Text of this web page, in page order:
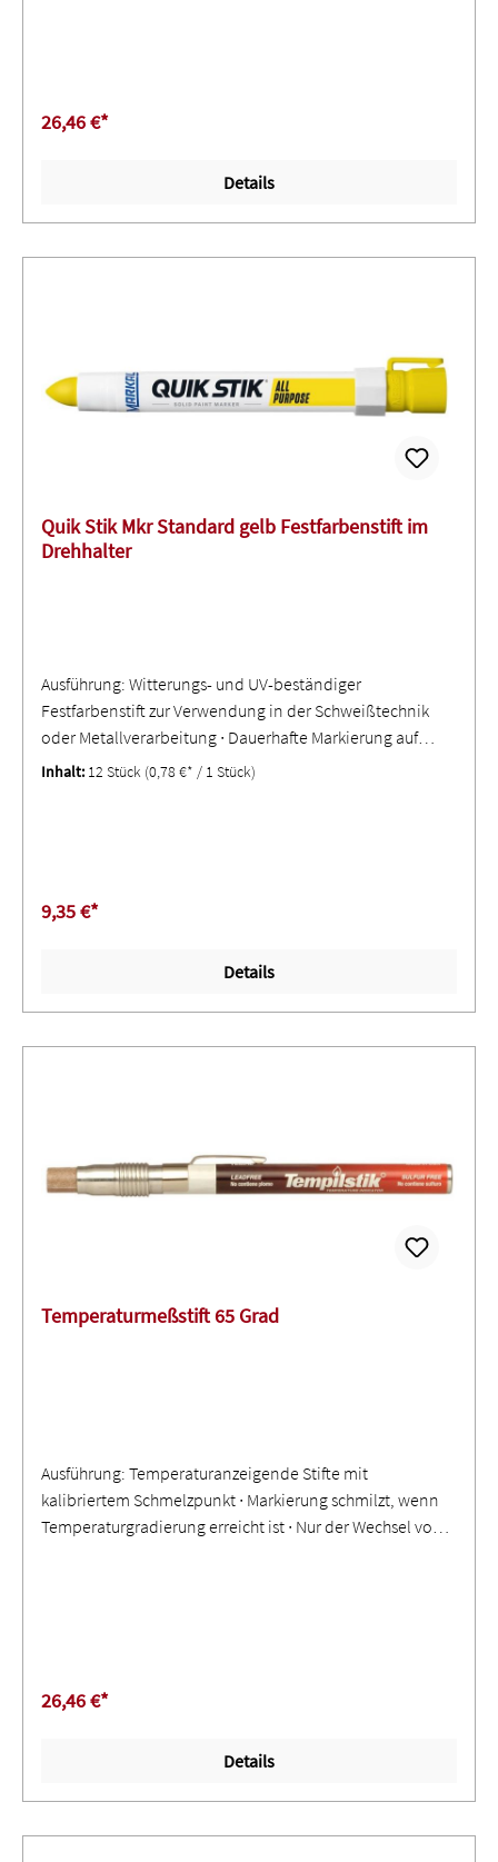
26,46 €*
Details
Quik Stik Mkr Standard gelb Festfarbenstift im
Drehhalter
Ausführung: Witterungs- und UV-beständiger
Festfarbenstift zur Verwendung in der Schweißtechnik
oder Metallverarbeitung ∙ Dauerhafte Markierung auf
nassen, glatten, rauen und heißen Oberflächen, wie
Inhalt: 12 Stück (0,78 €* / 1 Stück)
9,35 €*
Details
Temperaturmeßstift 65 Grad
Ausführung: Temperaturanzeigende Stifte mit
kalibriertem Schmelzpunkt ∙ Markierung schmilzt, wenn
Temperaturgradierung erreicht ist ∙ Nur der Wechsel vom
26,46 €*
Details